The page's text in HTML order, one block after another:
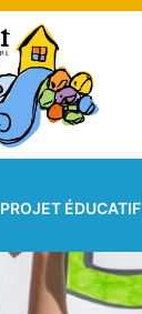
PROJET ÉDUCATIF